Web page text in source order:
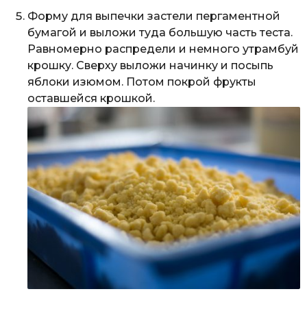
Форму для выпечки застели пергаментной
бумагой и выложи туда большую часть теста.
Равномерно распредели и немного утрамбуй
крошку. Сверху выложи начинку и посыпь
яблоки изюмом. Потом покрой фрукты
оставшейся крошкой.